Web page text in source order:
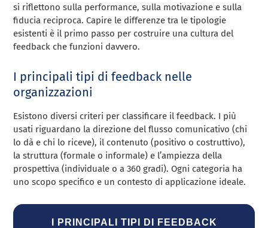
si riflettono sulla performance, sulla motivazione e sulla
fiducia reciproca. Capire le differenze tra le tipologie
esistenti è il primo passo per costruire una cultura del
feedback che funzioni davvero.
I principali tipi di feedback nelle
organizzazioni
Esistono diversi criteri per classificare il feedback. I più
usati riguardano la direzione del flusso comunicativo (chi
lo dà e chi lo riceve), il contenuto (positivo o costruttivo),
la struttura (formale o informale) e l’ampiezza della
prospettiva (individuale o a 360 gradi). Ogni categoria ha
uno scopo specifico e un contesto di applicazione ideale.
I PRINCIPALI TIPI DI FEEDBACK